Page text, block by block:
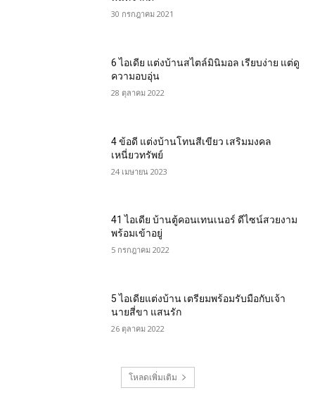
30 กรกฎาคม 2021
6 ไอเดีย แต่งบ้านสไตล์มินิมอล เรียบง่าย แต่ดู
ความอบอุ่น
28 ตุลาคม 2022
4 ข้อดี แต่งบ้านโทนสีเขียว เสริมมงคล
เหนี่ยวทรัพย์
24 เมษายน 2023
41 ไอเดีย บ้านตู้คอนเทนเนอร์ ดีไซน์สวยงาม
พร้อมเข้าอยู่
5 กรกฎาคม 2022
5 ไอเดียแต่งบ้าน เตรียมพร้อมรับมือกับเจ้า
นายสี่ขา แสนรัก
26 ตุลาคม 2022
โหลดเพิ่มเติม